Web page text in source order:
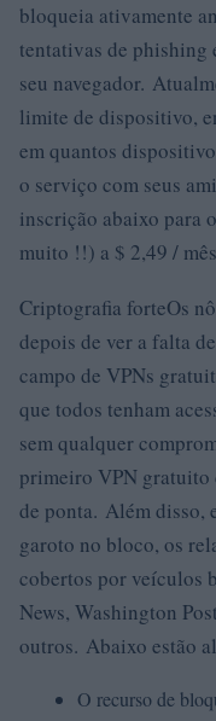
bloqueia ativamente
tentativas de phishing
seu navegador.
limite de dispositivo,
em quantos
o serviço com seus
inscrição abaixo para
muito !!) a $ 2,49 /
Criptografia forteOs
depois de ver a falta
campo de VPNs
que todos tenham
sem qualquer
primeiro VPN gratuito
de ponta. Além disso,
garoto no bloco, os
cobertos por veículos
News, Washington
outros. Abaixo estão
O recurso de